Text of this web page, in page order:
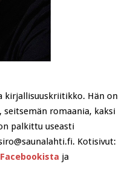
kirjallisuuskriitikko. Hän on
seitsemän romaania, kaksi
palkittu useasti
Kotisivut:
Facebookista ja